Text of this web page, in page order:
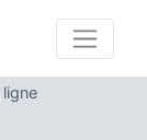
ligne